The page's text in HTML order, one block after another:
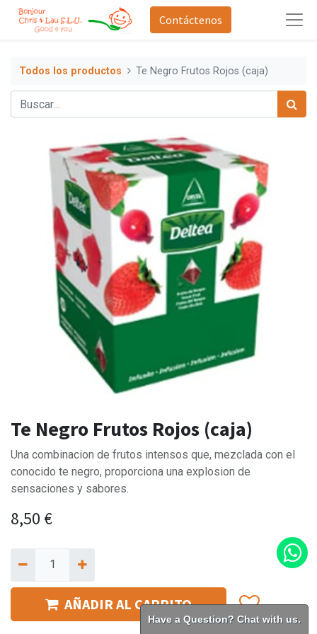
Contáctenos
Todos los productos Te Negro Frutos Rojos (caja)
Te Negro Frutos Rojos (caja)
Una combinacion de frutos intensos que, mezclada con el
conocido te negro, proporciona una explosion de
sensaciones y sabores.
8,50 €
AÑADIR AL CARRITO
Have a Question? Chat with us.